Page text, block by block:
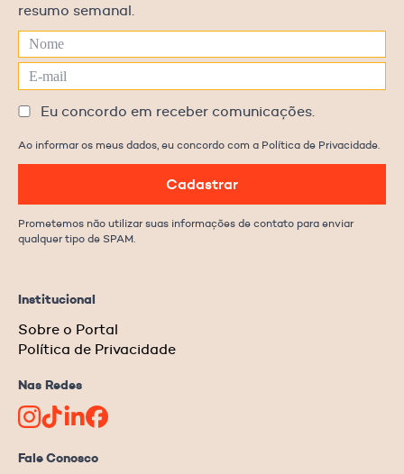
Institucional
Sobre o Portal
Política de Privacidade
Nas Redes
Fale Conosco
resumo semanal.
Eu concordo em receber comunicações.
Ao informar os meus dados, eu concordo com a Política de Privacidade.
Cadastrar
Prometemos não utilizar suas informações de contato para enviar
qualquer tipo de SPAM.